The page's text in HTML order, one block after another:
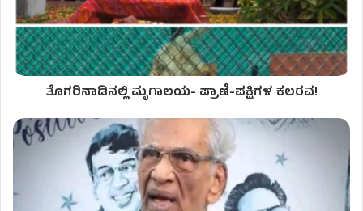
ತೊಗರಿನಾಡಿನಲ್ಲಿ ಮೃಗಾಲಯ- ಪ್ರಾಣಿ-ಪಕ್ಷಿಗಳ ಕಲರವ!